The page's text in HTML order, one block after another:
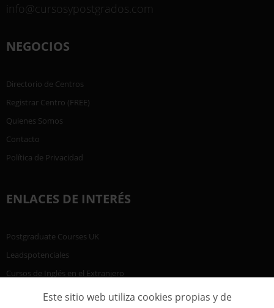
info@cursosypostgrados.com
NEGOCIOS
Directorio de Centros
Registrar Centro (FREE)
Quienes Somos
Contacto
Política de Privacidad
ENLACES DE INTERÉS
Postgraduate Courses UK
Leadspotenciales
Cursos de Inglés en el Extranjero
Este sitio web utiliza cookies propias y de